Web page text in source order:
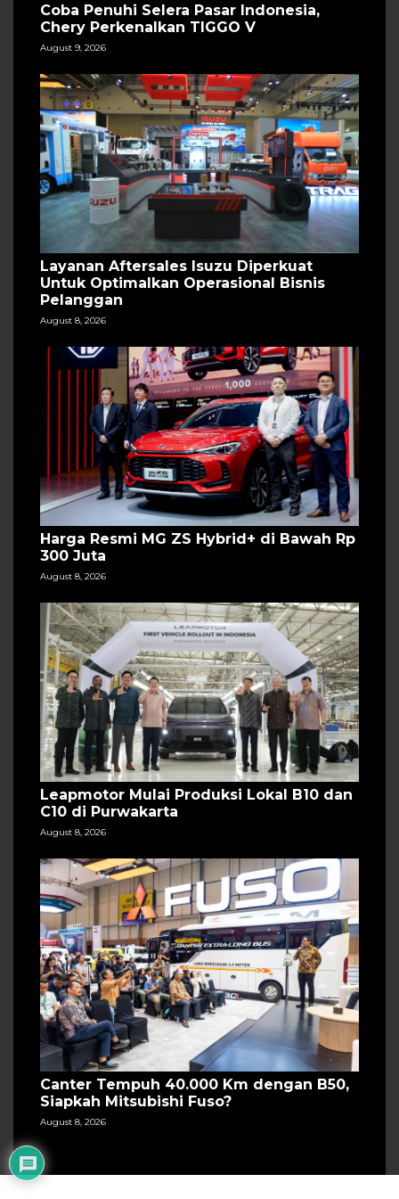
Coba Penuhi Selera Pasar Indonesia,
Chery Perkenalkan TIGGO V
August 9, 2026
Layanan Aftersales Isuzu Diperkuat
Untuk Optimalkan Operasional Bisnis
Pelanggan
August 8, 2026
Harga Resmi MG ZS Hybrid+ di Bawah Rp
300 Juta
August 8, 2026
Leapmotor Mulai Produksi Lokal B10 dan
C10 di Purwakarta
August 8, 2026
Canter Tempuh 40.000 Km dengan B50,
Siapkah Mitsubishi Fuso?
August 8, 2026